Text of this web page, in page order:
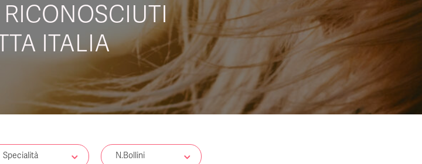
ITALIA
Specialità N.Bollini